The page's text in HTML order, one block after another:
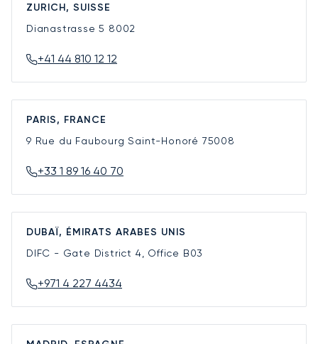
ZURICH, SUISSE
Dianastrasse 5 8002
+41 44 810 12 12
PARIS, FRANCE
9 Rue du Faubourg Saint-Honoré 75008
+33 1 89 16 40 70
DUBAÏ, ÉMIRATS ARABES UNIS
DIFC - Gate District 4, Office B03
+971 4 227 4434